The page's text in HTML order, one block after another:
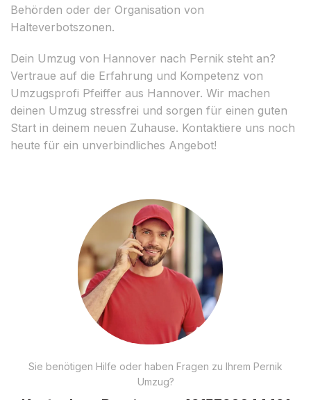
Behörden oder der Organisation von
Halteverbotszonen.
Dein Umzug von Hannover nach Pernik steht an?
Vertraue auf die Erfahrung und Kompetenz von
Umzugsprofi Pfeiffer aus Hannover. Wir machen
deinen Umzug stressfrei und sorgen für einen guten
Start in deinem neuen Zuhause. Kontaktiere uns noch
heute für ein unverbindliches Angebot!
Sie benötigen Hilfe oder haben Fragen zu Ihrem Pernik
Umzug?